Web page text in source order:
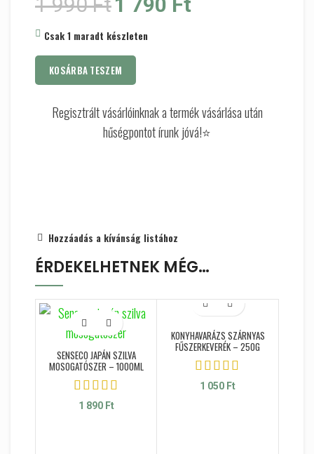
Csak 1 maradt készleten
KOSÁRBA TESZEM
Regisztrált vásárlóinknak a termék vásárlása után
hűségpontot írunk jóvá!⭐
Hozzáadás a kívánság listához
ÉRDEKELHETNEK MÉG…
SENSECO JAPÁN SZILVA
MOSOGATÓSZER – 1000ML
1 890 Ft
KONYHAVARÁZS SZÁRNYAS
FŰSZERKEVERÉK – 250G
1 050 Ft